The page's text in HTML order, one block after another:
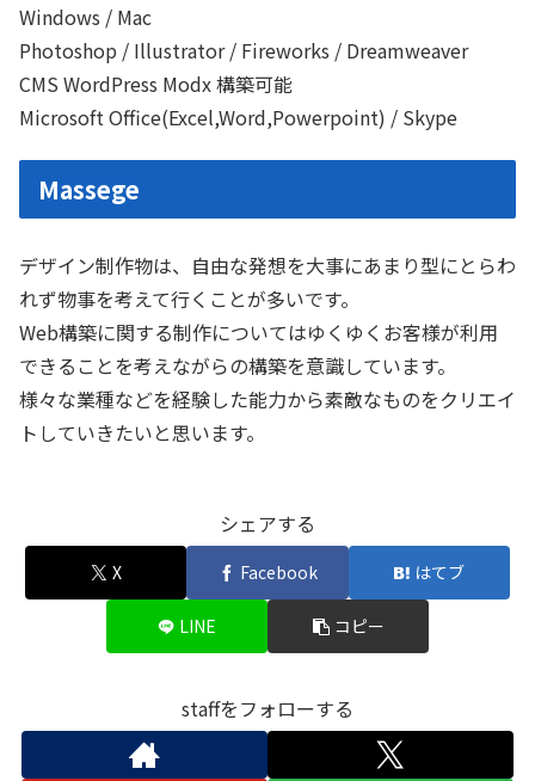
Windows / Mac
Photoshop / Illustrator / Fireworks / Dreamweaver
CMS WordPress Modx 構築可能
Microsoft Office(Excel,Word,Powerpoint) / Skype
Massege
デザイン制作物は、自由な発想を大事にあまり型にとらわ
れず物事を考えて行くことが多いです。
Web構築に関する制作についてはゆくゆくお客様が利用
できることを考えながらの構築を意識しています。
様々な業種などを経験した能力から素敵なものをクリエイ
トしていきたいと思います。
シェアする
X Facebook はてブ
LINE コピー
staffをフォローする